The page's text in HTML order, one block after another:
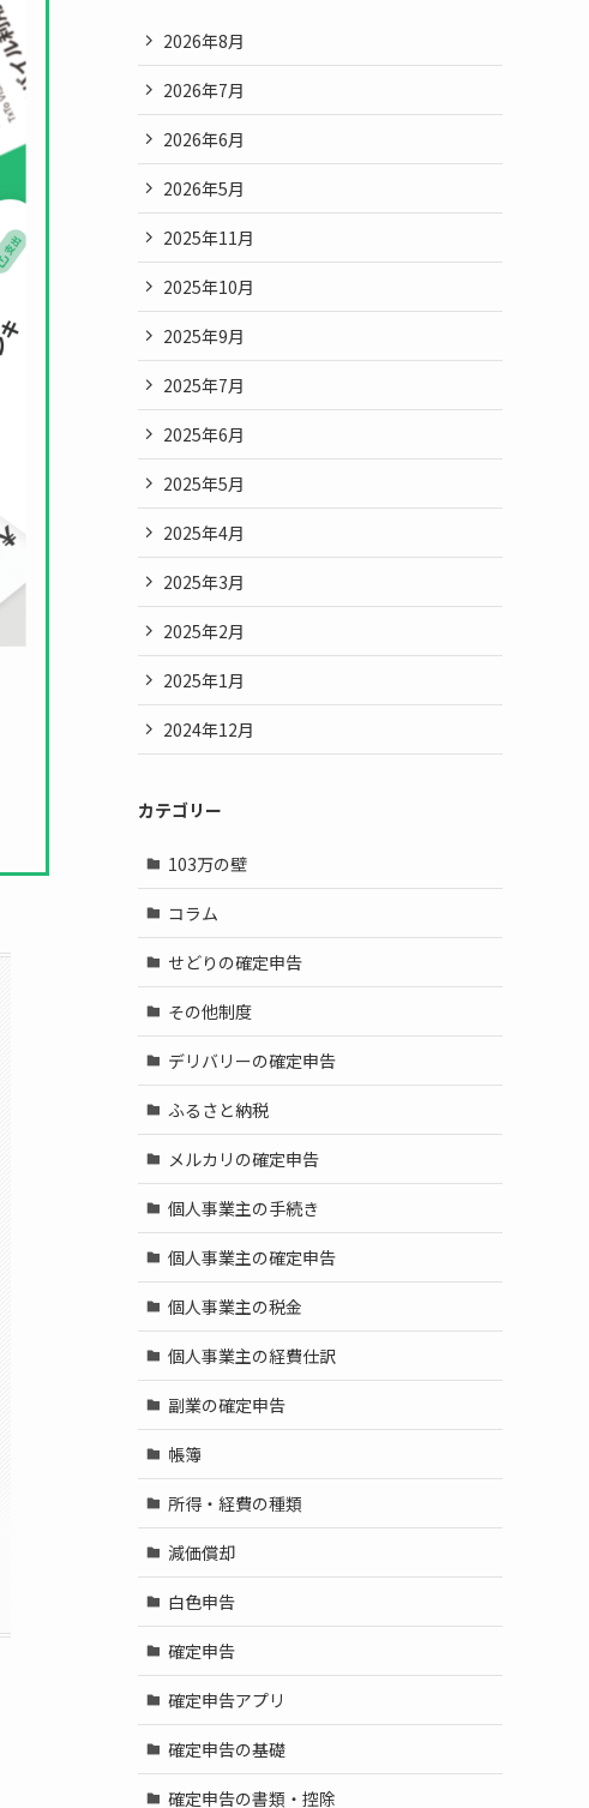
2026年8月
2026年7月
2026年6月
2026年5月
2025年11月
2025年10月
2025年9月
2025年7月
2025年6月
2025年5月
2025年4月
2025年3月
2025年2月
2025年1月
2024年12月
カテゴリー
103万の壁
コラム
せどりの確定申告
その他制度
デリバリーの確定申告
ふるさと納税
メルカリの確定申告
個人事業主の手続き
個人事業主の確定申告
個人事業主の税金
個人事業主の経費仕訳
副業の確定申告
帳簿
所得・経費の種類
減価償却
白色申告
確定申告
確定申告アプリ
確定申告の基礎
確定申告の書類・控除